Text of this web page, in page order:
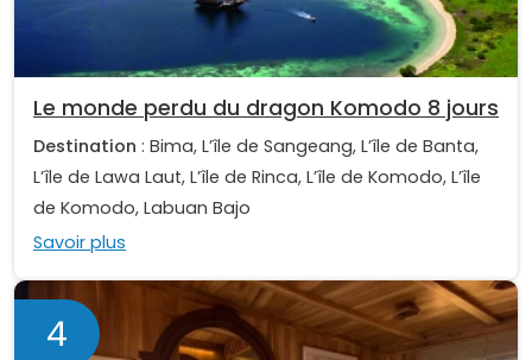
Le monde perdu du dragon Komodo 8 jours
Destination : Bima, L’île de Sangeang, L’île de Banta,
L’île de Lawa Laut, L’île de Rinca, L’île de Komodo, L’île
de Komodo, Labuan Bajo
Savoir plus
4